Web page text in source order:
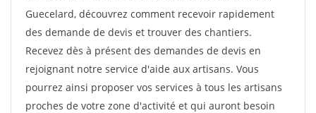
Guecelard, découvrez comment recevoir rapidement
des demande de devis et trouver des chantiers.
Recevez dès à présent des demandes de devis en
rejoignant notre service d'aide aux artisans. Vous
pourrez ainsi proposer vos services à tous les artisans
proches de votre zone d'activité et qui auront besoin